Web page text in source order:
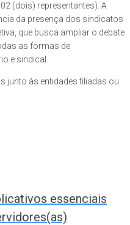
(dois) representantes). A
da presença dos sindicatos
que busca ampliar o debate
as formas de
e sindical.
junto às entidades filiadas ou
essenciais